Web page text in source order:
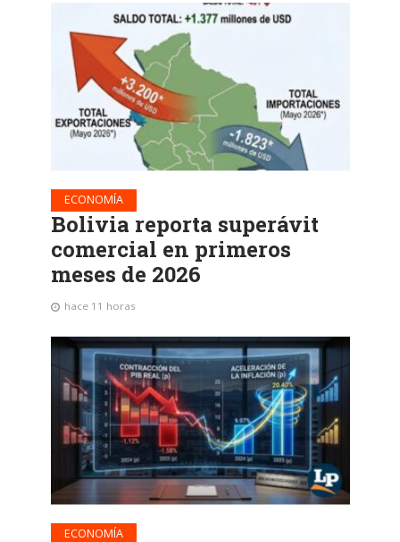
ECONOMÍA
Bolivia reporta superávit
comercial en primeros
meses de 2026
hace 11 horas
ECONOMÍA